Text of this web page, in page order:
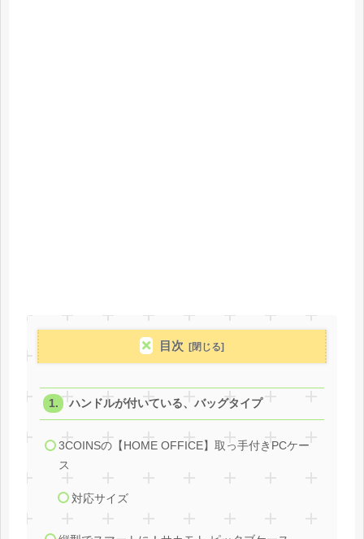
目次
ハンドルが付いている、バッグタイプ
3COINSの【HOME OFFICE】取っ手付きPCケー
ス
対応サイズ